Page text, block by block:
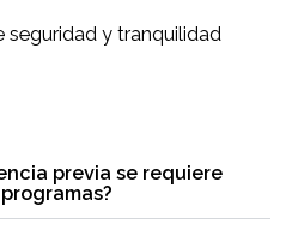
seguridad y tranquilidad
previa se requiere